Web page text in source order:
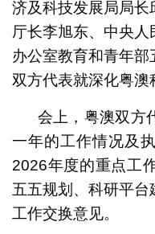
济及科技发展局局长
厅长李旭东、中央
办公室教育和青年部
双方代表就深化粤澳
会上，粤澳双方
一年的工作情况及
2026年度的重点工
五五规划、科研平
工作交换意见。